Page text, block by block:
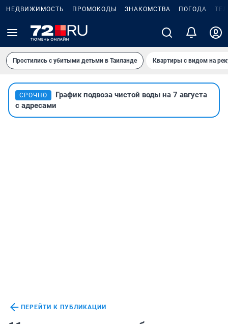
НЕДВИЖИМОСТЬ ПРОМОКОДЫ ЗНАКОМСТВА ПОГОДА
Простились с убитыми детьми в Таиланде Квартиры с видом на
СРОЧНО
График подвоза чистой воды на 7 августа
с адресами
ПЕРЕЙТИ К ПУБЛИКАЦИИ